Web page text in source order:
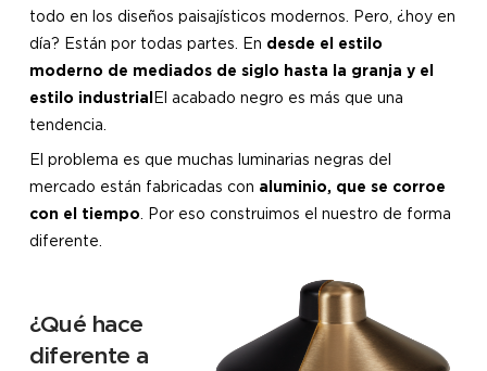
todo en los diseños paisajísticos modernos. Pero, ¿hoy en
día? Están por todas partes. En desde el estilo
moderno de mediados de siglo hasta la granja y el
estilo industrial El acabado negro es más que una
tendencia.
El problema es que muchas luminarias negras del
mercado están fabricadas con aluminio, que se corroe
con el tiempo. Por eso construimos el nuestro de forma
diferente.
¿Qué hace
diferente a